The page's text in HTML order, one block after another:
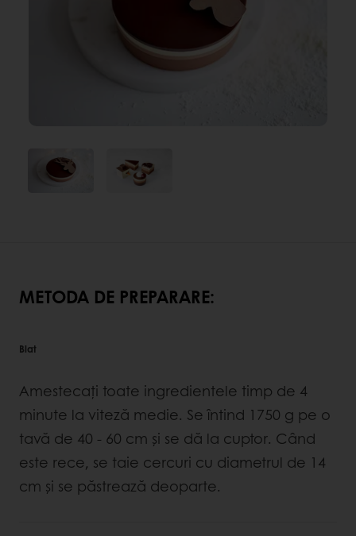
METODA DE PREPARARE:
Blat
Amestecați toate ingredientele timp de 4
minute la viteză medie. Se întind 1750 g pe o
tavă de 40 - 60 cm și se dă la cuptor. Când
este rece, se taie cercuri cu diametrul de 14
cm și se păstrează deoparte.